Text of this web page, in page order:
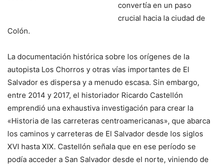
convertía en un paso
crucial hacia la ciudad de
Colón.
La documentación histórica sobre los orígenes de la
autopista Los Chorros y otras vías importantes de El
Salvador es dispersa y a menudo escasa. Sin embargo,
entre 2014 y 2017, el historiador Ricardo Castellón
emprendió una exhaustiva investigación para crear la
«Historia de las carreteras centroamericanas», que abarca
los caminos y carreteras de El Salvador desde los siglos
XVI hasta XIX. Castellón señala que en ese período se
podía acceder a San Salvador desde el norte, viniendo de